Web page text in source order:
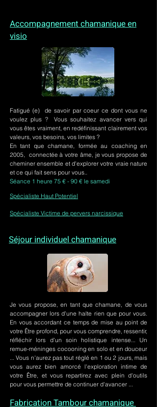
Accompagnement chamanique en
visio
Fatigué (e) de savoir par coeur ce dont vous ne
voulez plus ? Vous souhaitez avancer vers qui
vous êtes vraiment, en redéfinissant clairement vos
valeurs, vos besoins, vos limites ?
En tant que chamane, formée au coaching en
2005, connectée à votre âme, je vous propose de
cheminer ensemble et d'explorer votre vraie nature
et ce qui fait sens pour vous..
Séance 1 heure 75 € - 90 € le samedi
Spécialiste Haut Potentiel
Spécialiste Victime de pervers narcissique
Séjour individuel chamanique
Je vous propose, en tant que chamane, de vous
accompagner lors d'une halte rien que pour vous.
En vous accordant ce temps de mise au point de
votre Être profond, pour vous comprendre, ressentir,
réfléchir lors d'un soin holistique intense... Un
remue-méninges cocooning en solo et en douceur
... Vous n'aurez pas tout réglé en 1 ou 2 jours, mais
vous aurez bien amorcé l'exploration intime de
votre Être, et vous repartirez avec plein d'outils
pour vous permettre de continuer d'avancer ...
Fabrication Tambour chamanique